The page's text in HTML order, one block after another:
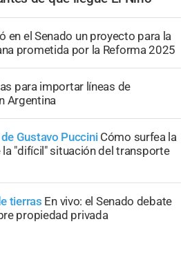
en el Senado un proyecto para la
prometida por la Reforma 2025
para importar líneas de
Argentina
Gustavo Puccini Cómo surfea la
la "difícil" situación del transporte
tierras En vivo: el Senado debate
propiedad privada